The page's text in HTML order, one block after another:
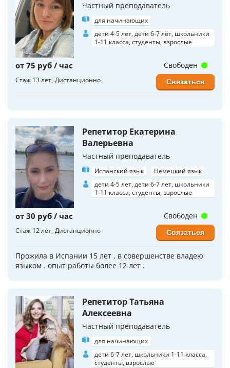
Частный преподаватель
для начинающих
дети 4-5 лет, дети 6-7 лет, школьники
1-11 класса, студенты, взрослые
от 75 руб / час
Стаж 13 лет Дистанционно
Свободен
Связаться
Репетитор Екатерина
Валерьевна
Частный преподаватель
Испанский язык
Немецкий язык
дети 4-5 лет, дети 6-7 лет, школьники
1-11 класса, студенты, взрослые
от 30 руб / час
Стаж 12 лет Дистанционно
Прожила в Испании 15 лет , в совершенстве владею
языком . опыт работы более 12 лет .
Свободен
Связаться
Репетитор Татьяна
Алексеевна
Частный преподаватель
для начинающих
дети 6-7 лет, школьники 1-11 класса,
студенты, взрослые